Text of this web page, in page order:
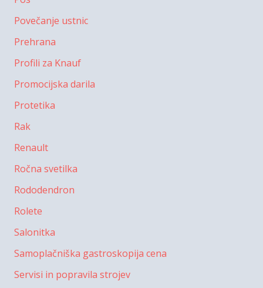
Povečanje ustnic
Prehrana
Profili za Knauf
Promocijska darila
Protetika
Rak
Renault
Ročna svetilka
Rododendron
Rolete
Salonitka
Samoplačniška gastroskopija cena
Servisi in popravila strojev